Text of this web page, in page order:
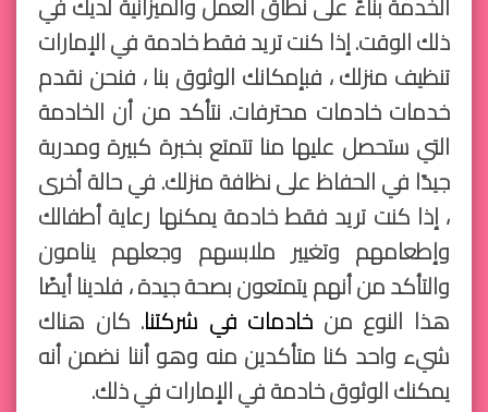
ذلك الوقت. إذا كنت تريد فقط خادمة في الإمارات
تنظيف منزلك ، فبإمكانك الوثوق بنا ، فنحن نقدم
خدمات خادمات محترفات. نتأكد من أن الخادمة
التي ستحصل عليها منا تتمتع بخبرة كبيرة ومدربة
جيدًا في الحفاظ على نظافة منزلك. في حالة أخرى
، إذا كنت تريد فقط خادمة يمكنها رعاية أطفالك
وإطعامهم وتغيير ملابسهم وجعلهم ينامون
والتأكد من أنهم يتمتعون بصحة جيدة ، فلدينا أيضًا
هذا النوع من خادمات في شركتنا. كان هناك
شيء واحد كنا متأكدين منه وهو أننا نضمن أنه
يمكنك الوثوق خادمة في الإمارات في ذلك.